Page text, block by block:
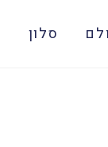
סלון